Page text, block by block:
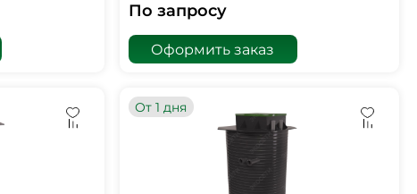
По запросу
Оформить заказ
От 1 дня